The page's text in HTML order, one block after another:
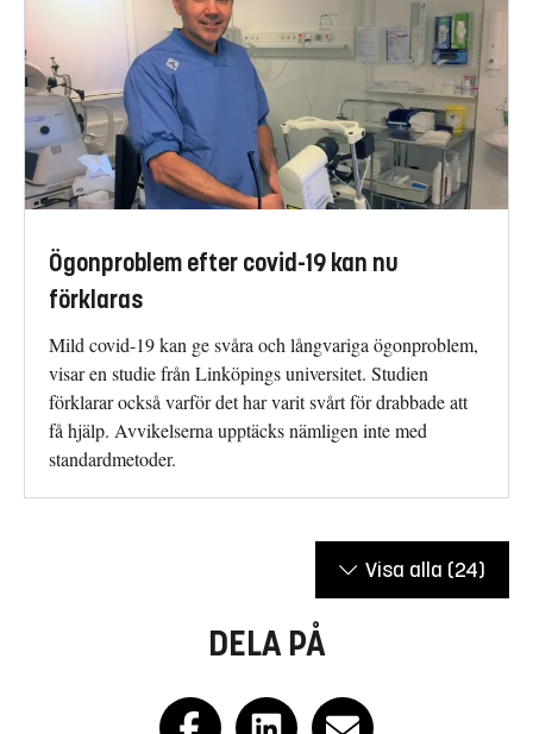
Ögonproblem efter covid-19 kan nu
förklaras
Mild covid-19 kan ge svåra och långvariga ögonproblem,
visar en studie från Linköpings universitet. Studien
förklarar också varför det har varit svårt för drabbade att
få hjälp. Avvikelserna upptäcks nämligen inte med
standardmetoder.
Visa alla (24)
DELA PÅ